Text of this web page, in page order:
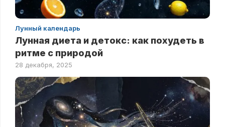
Лунный календарь
Лунная диета и детокс: как похудеть в
ритме с природой
28 декабря, 2025